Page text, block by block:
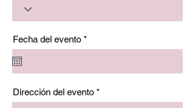
Fecha del evento *
e
i
e
d
Dirección del evento